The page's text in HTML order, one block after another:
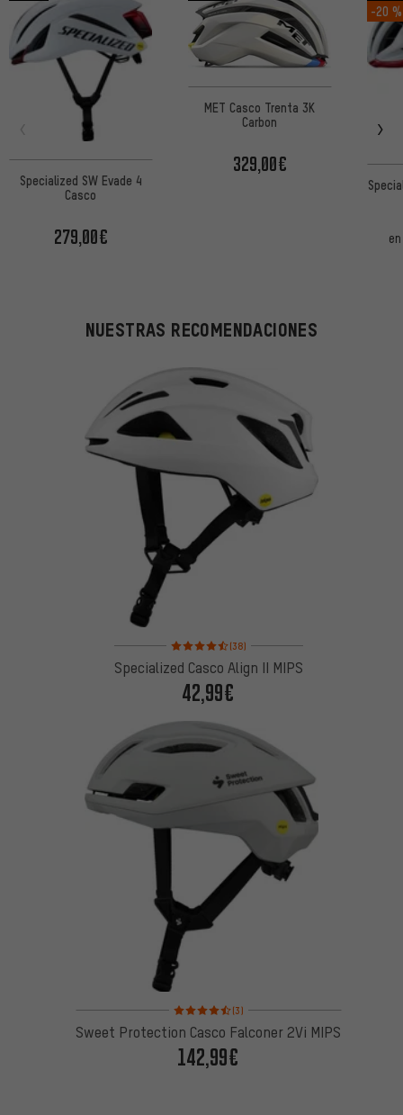
Specialized SW Evade 4
Casco
279,00€
MET Casco Trenta 3K
Carbon
329,00€
-20 %
NUESTRAS RECOMENDACIONES
Valoración media: 4,5 de 5 basada en 38 reseñas
(38)
Specialized Casco Align II MIPS
42,99€
Valoración media: 4,5 de 5 basada en 3 reseñas
(3)
Sweet Protection Casco Falconer 2Vi MIPS
142,99€